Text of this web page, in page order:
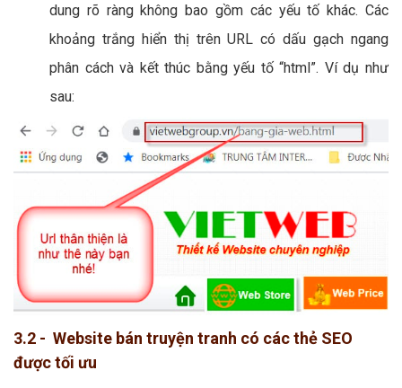
dung rõ ràng không bao gồm các yếu tố khác. Các
khoảng trắng hiển thị trên URL có dấu gạch ngang
phân cách và kết thúc bằng yếu tố “html”. Ví dụ như
sau:
3.2 - Website bán truyện tranh có các thẻ SEO
được tối ưu